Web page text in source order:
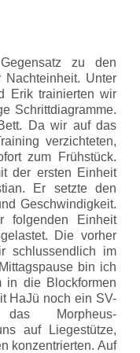
zu den
Unter
Erik trainierten wir
Schrittdiagramme.
Da wir auf das
verzichteten,
zum Frühstück.
der ersten Einheit
Er setzte den
Geschwindigkeit.
folgenden Einheit
Die vorher
schlussendlich im
bin ich
in die Blockformen
HaJü noch ein SV-
Morpheus-
auf Liegestütze,
konzentrierten. Auf